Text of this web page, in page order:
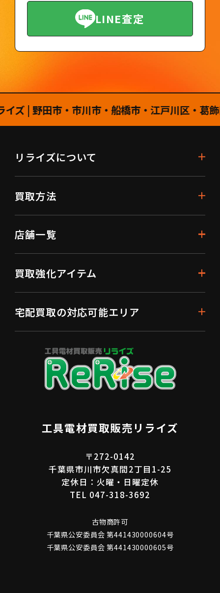
LINE査定
田市・市川市・船橋市・江戸川区・葛飾区
工具電材買取販売リライズ
〒272-0142
千葉県市川市欠真間2丁目1-25
定休日：火曜・日曜定休
TEL 047-318-3692
古物商許可
千葉県公安委員会 第441430000604号
千葉県公安委員会 第441430000605号
リライズについて
買取方法
店舗一覧
買取強化アイテム
宅配買取の対応可能エリア